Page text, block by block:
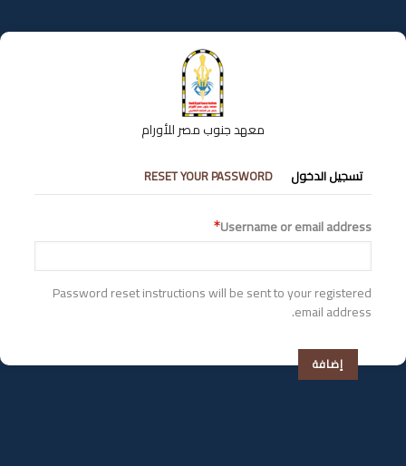
إلى
المحتوى
معهد جنوب مصر للأورام
التبويبات
الأساسية
تسجيل الدخول RESET YOUR PASSWORD
Username or email address
Password reset instructions will be sent to your registered
email address.